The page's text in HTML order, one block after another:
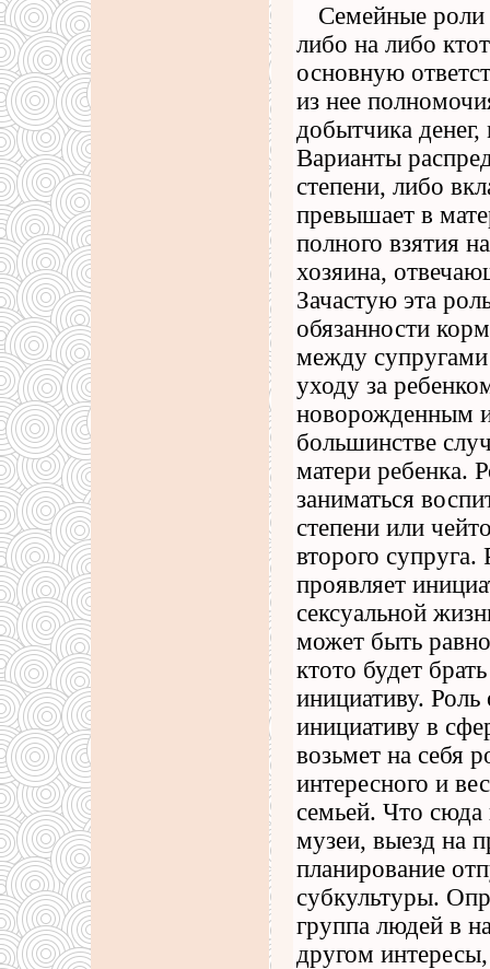
Семейные роли
либо на либо
основную
из нее
добытчика
Варианты
степени, либо
превышает в
полного взятия
хозяина,
Зачастую эта
обязанности
между супругами
уходу за
новорожденным
большинстве
матери ребенка.
заниматься
степени или
второго супруга.
проявляет
сексуальной
может быть
ктото будет
инициативу. Роль
инициативу в
возьмет на себя
интересного и
семьей. Что сюда
музеи, выезд на
планирование
субкультуры.
группа людей в
другом